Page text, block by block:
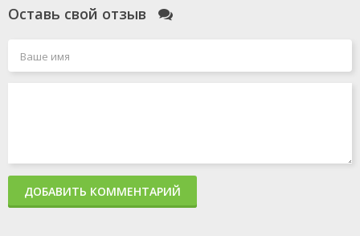
Оставь свой отзыв
ДОБАВИТЬ КОММЕНТАРИЙ